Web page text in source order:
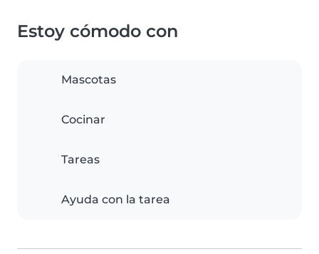
Estoy cómodo con
Mascotas
Cocinar
Tareas
Ayuda con la tarea